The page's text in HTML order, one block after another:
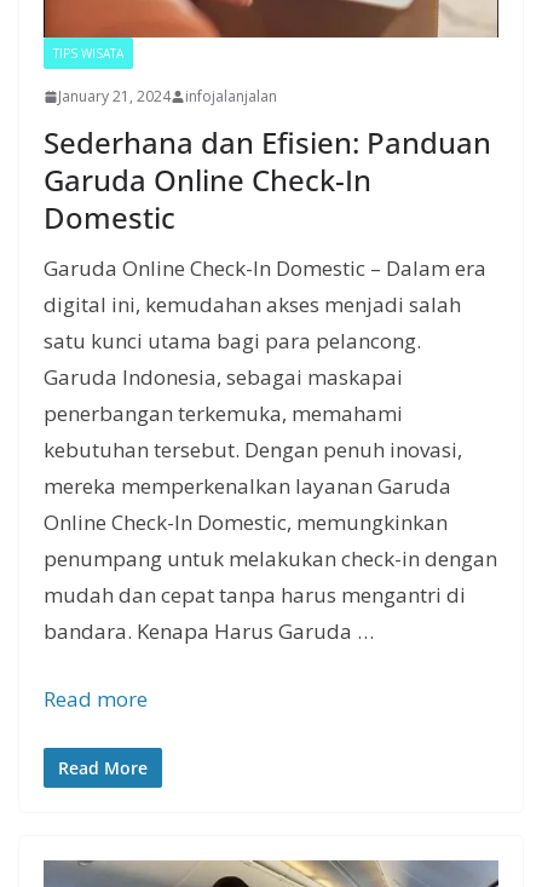
TIPS WISATA
January 21, 2024 infojalanjalan
Sederhana dan Efisien: Panduan
Garuda Online Check-In
Domestic
Garuda Online Check-In Domestic – Dalam era
digital ini, kemudahan akses menjadi salah
satu kunci utama bagi para pelancong.
Garuda Indonesia, sebagai maskapai
penerbangan terkemuka, memahami
kebutuhan tersebut. Dengan penuh inovasi,
mereka memperkenalkan layanan Garuda
Online Check-In Domestic, memungkinkan
penumpang untuk melakukan check-in dengan
mudah dan cepat tanpa harus mengantri di
bandara. Kenapa Harus Garuda …
Read more
Read More